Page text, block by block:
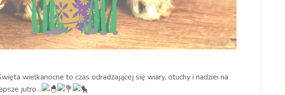
wielkanocne to czas odradzającej się wiary, otuchy i nadziei na
jutro…